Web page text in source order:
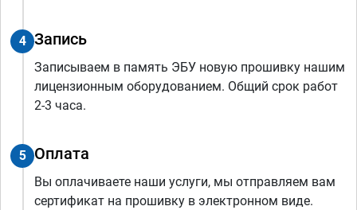
4 Запись
Записываем в память ЭБУ новую прошивку нашим
лицензионным оборудованием. Общий срок работ
2-3 часа.
5 Оплата
Вы оплачиваете наши услуги, мы отправляем вам
сертификат на прошивку в электронном виде.